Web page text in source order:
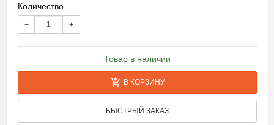
Количество
− +
Товар в наличии
В КОРЗИНУ
БЫСТРЫЙ ЗАКАЗ